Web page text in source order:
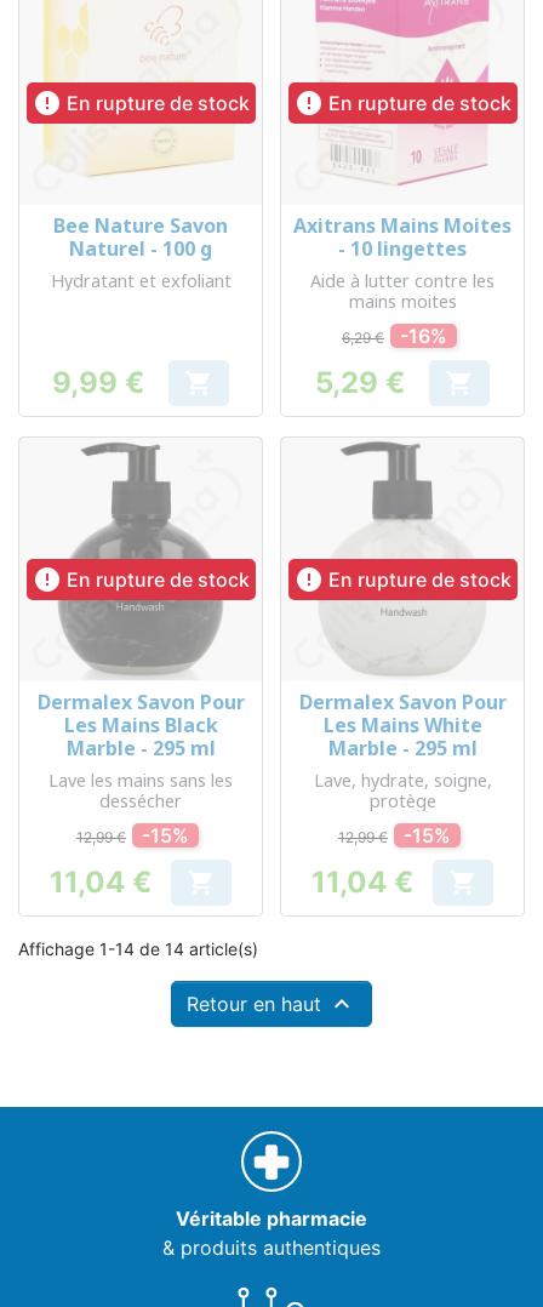
 En rupture de stock
Bee Nature Savon
Naturel - 100 g
Hydratant et exfoliant
Prix
9,99 € 
 En rupture de stock
Axitrans Mains Moites
- 10 lingettes
Aide à lutter contre les
mains moites
6,29 € -16%
Prix
5,29 € 
 En rupture de stock
Dermalex Savon Pour
Les Mains Black
Marble - 295 ml
Lave les mains sans les
dessécher
12,99 € -15%
Prix
11,04 € 
 En rupture de stock
Dermalex Savon Pour
Les Mains White
Marble - 295 ml
Lave, hydrate, soigne,
protège
12,99 € -15%
Prix
11,04 € 
Affichage 1-14 de 14 article(s)
Retour en haut 
Véritable pharmacie
& produits authentiques